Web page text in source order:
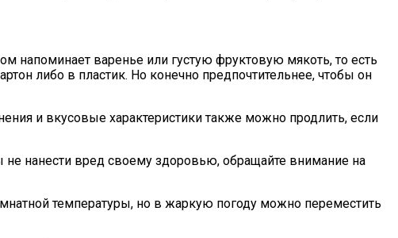
напоминает варенье или густую фруктовую мякоть, то есть
либо в пластик. Но конечно предпочтительнее, чтобы он
и вкусовые характеристики также можно продлить, если
не нанести вред своему здоровью, обращайте внимание на
температуры, но в жаркую погоду можно переместить